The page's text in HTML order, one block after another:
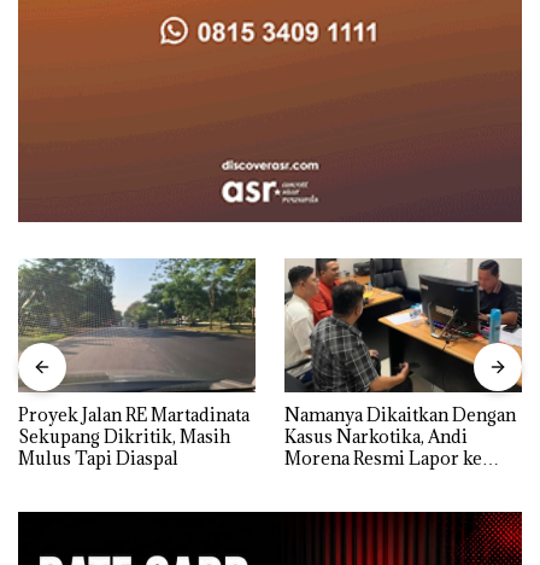
Proyek Jalan RE Martadinata
Sekupang Dikritik, Masih
Mulus Tapi Diaspal
Namanya Dikaitkan Dengan
Kasus Narkotika, Andi
Morena Resmi Lapor ke